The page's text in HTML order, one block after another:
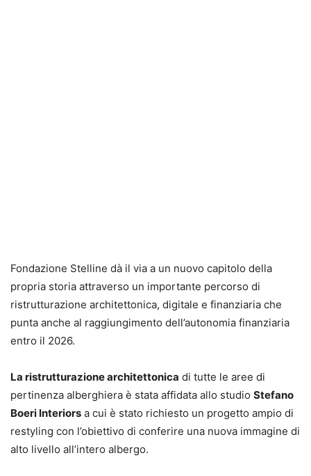
Fondazione Stelline dà il via a un nuovo capitolo della
propria storia attraverso un importante percorso di
ristrutturazione architettonica, digitale e finanziaria che
punta anche al raggiungimento dell’autonomia finanziaria
entro il 2026.
La ristrutturazione architettonica di tutte le aree di
pertinenza alberghiera è stata affidata allo studio Stefano
Boeri Interiors a cui è stato richiesto un progetto ampio di
restyling con l’obiettivo di conferire una nuova immagine di
alto livello all’intero albergo.